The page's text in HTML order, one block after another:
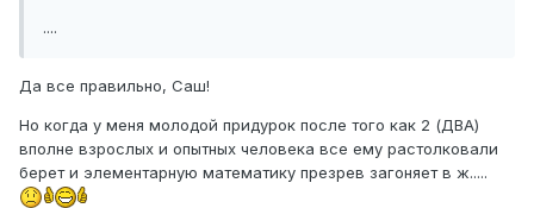
....
Да все правильно, Саш!
Но когда у меня молодой придурок после того как 2 (ДВА)
вполне взрослых и опытных человека все ему растолковали
берет и элементарную математику презрев загоняет в ж.....